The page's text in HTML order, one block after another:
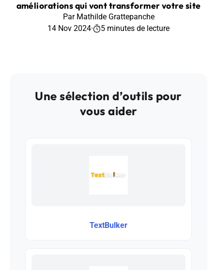
améliorations qui vont transformer votre site
Par Mathilde Grattepanche
14 Nov 2024· 5 minutes de lecture
Une sélection d’outils pour
vous aider
TextBulker